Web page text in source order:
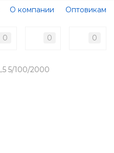
О компании
Оптовикам
Доставка
Контакты
0 0 0
5/100/2000